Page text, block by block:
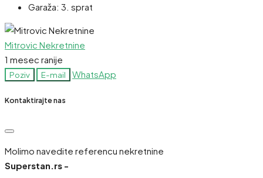
Garaža: 3. sprat
Mitrovic Nekretnine
1 mesec ranije
Poziv E-mail WhatsApp
Kontaktirajte nas
Molimo navedite referencu nekretnine
Superstan.rs -